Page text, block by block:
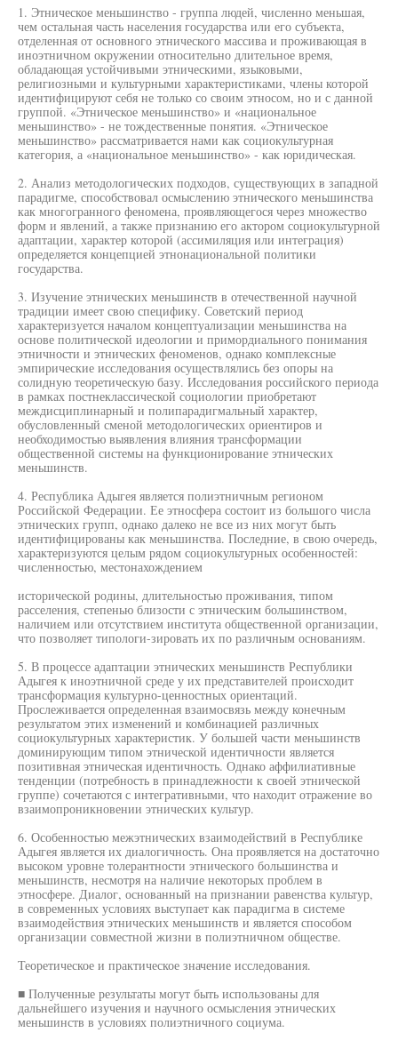
1. Этническое меньшинство - группа людей, численно меньшая,
чем остальная часть населения государства или его субъекта,
отделенная от основного этнического массива и проживающая в
иноэтничном окружении относительно длительное время,
обладающая устойчивыми этническими, языковыми,
религиозными и культурными характеристиками, члены которой
идентифицируют себя не только со своим этносом, но и с данной
группой. «Этническое меньшинство» и «национальное
меньшинство» - не тождественные понятия. «Этническое
меньшинство» рассматривается нами как социокультурная
категория, а «национальное меньшинство» - как юридическая.
2. Анализ методологических подходов, существующих в западной
парадигме, способствовал осмыслению этнического меньшинства
как многогранного феномена, проявляющегося через множество
форм и явлений, а также признанию его актором социокультурной
адаптации, характер которой (ассимиляция или интеграция)
определяется концепцией этнонациональной политики
государства.
3. Изучение этнических меньшинств в отечественной научной
традиции имеет свою специфику. Советский период
характеризуется началом концептуализации меньшинства на
основе политической идеологии и примордиального понимания
этничности и этнических феноменов, однако комплексные
эмпирические исследования осуществлялись без опоры на
солидную теоретическую базу. Исследования российского периода
в рамках постнеклассической социологии приобретают
междисциплинарный и полипарадигмальный характер,
обусловленный сменой методологических ориентиров и
необходимостью выявления влияния трансформации
общественной системы на функционирование этнических
меньшинств.
4. Республика Адыгея является полиэтничным регионом
Российской Федерации. Ее этносфера состоит из большого числа
этнических групп, однако далеко не все из них могут быть
идентифицированы как меньшинства. Последние, в свою очередь,
характеризуются целым рядом социокультурных особенностей:
численностью, местонахождением
исторической родины, длительностью проживания, типом
расселения, степенью близости с этническим большинством,
наличием или отсутствием института общественной организации,
что позволяет типологи-зировать их по различным основаниям.
5. В процессе адаптации этнических меньшинств Республики
Адыгея к иноэтничной среде у их представителей происходит
трансформация культурно-ценностных ориентаций.
Прослеживается определенная взаимосвязь между конечным
результатом этих изменений и комбинацией различных
социокультурных характеристик. У большей части меньшинств
доминирующим типом этнической идентичности является
позитивная этническая идентичность. Однако аффилиативные
тенденции (потребность в принадлежности к своей этнической
группе) сочетаются с интегративными, что находит отражение во
взаимопроникновении этнических культур.
6. Особенностью межэтнических взаимодействий в Республике
Адыгея является их диалогичность. Она проявляется на достаточно
высоком уровне толерантности этнического большинства и
меньшинств, несмотря на наличие некоторых проблем в
этносфере. Диалог, основанный на признании равенства культур,
в современных условиях выступает как парадигма в системе
взаимодействия этнических меньшинств и является способом
организации совместной жизни в полиэтничном обществе.
Теоретическое и практическое значение исследования.
■ Полученные результаты могут быть использованы для
дальнейшего изучения и научного осмысления этнических
меньшинств в условиях полиэтничного социума.